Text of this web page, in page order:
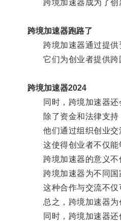
跨境加速器成为了创
跨境加速器跑路了
跨境加速器通过提供资
它们为创业者提供跨国
跨境加速器2024
同时，跨境加速器还会
除了资金和法律支持
他们通过组织创业交流
这使得创业者不仅能够
跨境加速器的意义不仅
跨境加速器为不同国家
这种合作与交流不仅可
总之，跨境加速器为创
同时，跨境加速器还促